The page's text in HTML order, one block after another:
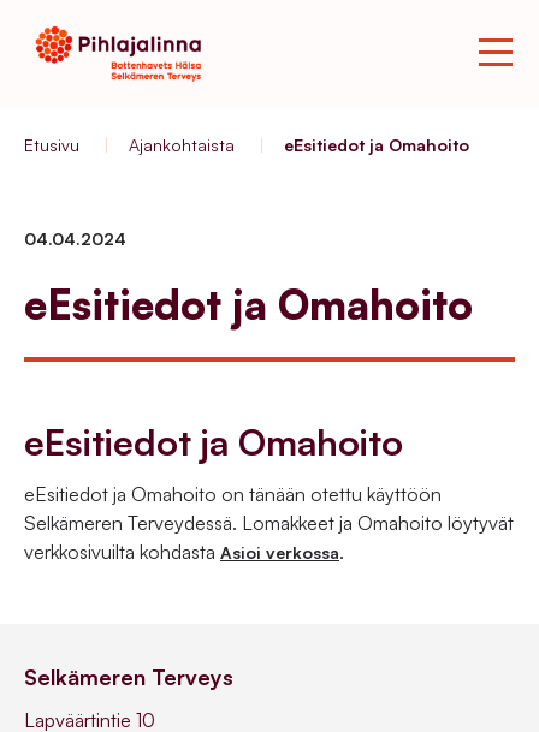
Etusivu Ajankohtaista eEsitiedot ja Omahoito
04.04.2024
eEsitiedot ja Omahoito
eEsitiedot ja Omahoito
eEsitiedot ja Omahoito on tänään otettu käyttöön
Selkämeren Terveydessä. Lomakkeet ja Omahoito löytyvät
verkkosivuilta kohdasta Asioi verkossa.
Selkämeren Terveys
Lapväärtintie 10